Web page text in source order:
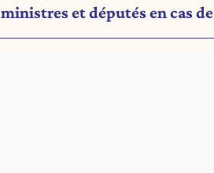
ministres et députés en cas de
déficit budgétaire